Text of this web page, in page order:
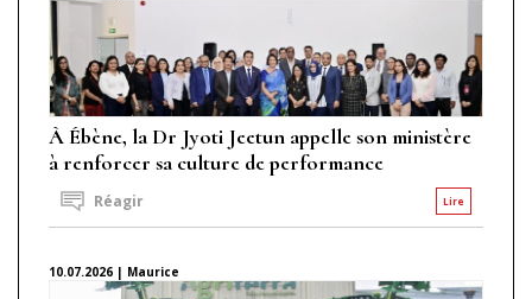
À Ébène, la Dr Jyoti Jeetun appelle son ministère
à renforcer sa culture de performance
Lire
Réagir
10.07.2026 | Maurice